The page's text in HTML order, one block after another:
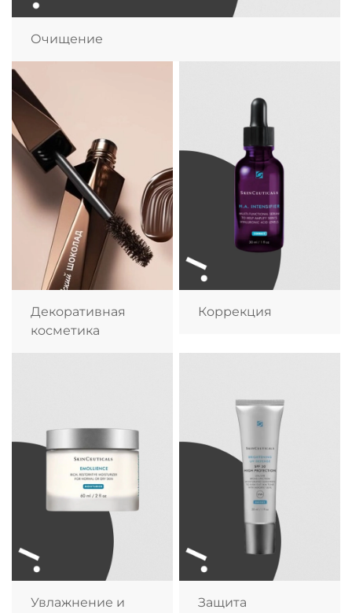
Очищение
Декоративная
косметика
Коррекция
Увлажнение и
Защита